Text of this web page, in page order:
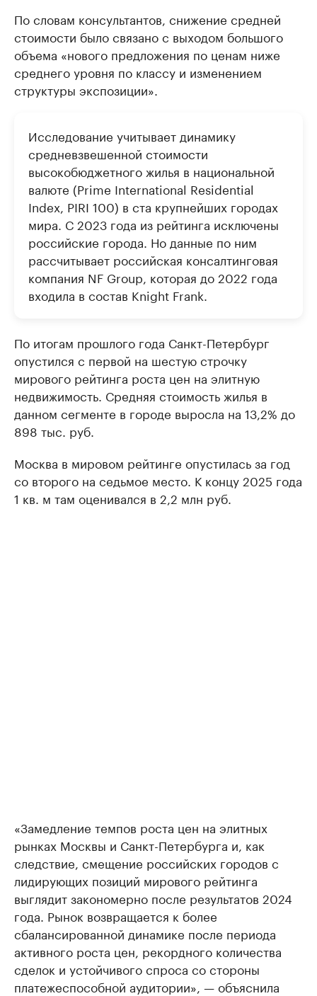
По словам консультантов, снижение средней
стоимости было связано с выходом большого
объема «нового предложения по ценам ниже
среднего уровня по классу и изменением
структуры экспозиции».
Исследование учитывает динамику
средневзвешенной стоимости
высокобюджетного жилья в национальной
валюте (Prime International Residential
Index, PIRI 100) в ста крупнейших городах
мира. С 2023 года из рейтинга исключены
российские города. Но данные по ним
рассчитывает российская консалтинговая
компания NF Group, которая до 2022 года
входила в состав Knight Frank.
По итогам прошлого года Санкт-Петербург
опустился с первой на шестую строчку
мирового рейтинга роста цен на элитную
недвижимость. Средняя стоимость жилья в
данном сегменте в городе выросла на 13,2% до
898 тыс. руб.
Москва в мировом рейтинге опустилась за год
со второго на седьмое место. К концу 2025 года
1 кв. м там оценивался в 2,2 млн руб.
«Замедление темпов роста цен на элитных
рынках Москвы и Санкт-Петербурга и, как
следствие, смещение российских городов с
лидирующих позиций мирового рейтинга
выглядит закономерно после результатов 2024
года. Рынок возвращается к более
сбалансированной динамике после периода
активного роста цен, рекордного количества
сделок и устойчивого спроса со стороны
платежеспособной аудитории», — объяснила